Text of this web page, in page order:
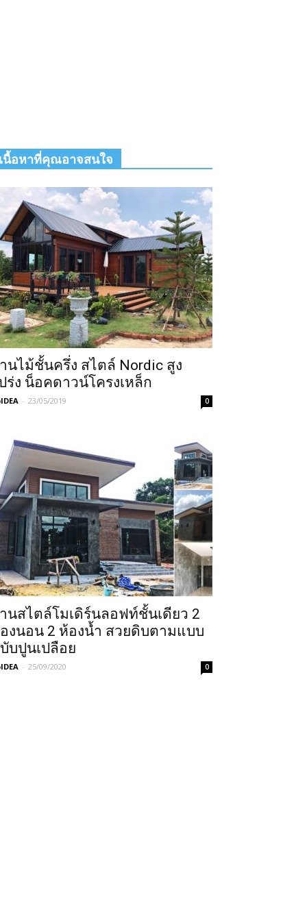
เนื้อหาที่คุณอาจสนใจ
นไม้ชั้นครึ่ง สไตล์ Nordic สูง
ร่ง น็อคดาวน์โครงเหล็ก
- 23/05/2019 0
นสไตล์โมเดิร์นลอฟท์ชั้นเดียว 2
งนอน 2 ห้องน้ำ สวยดิบตามแบบ
บปูนเปลือย
- 25/09/2020 0